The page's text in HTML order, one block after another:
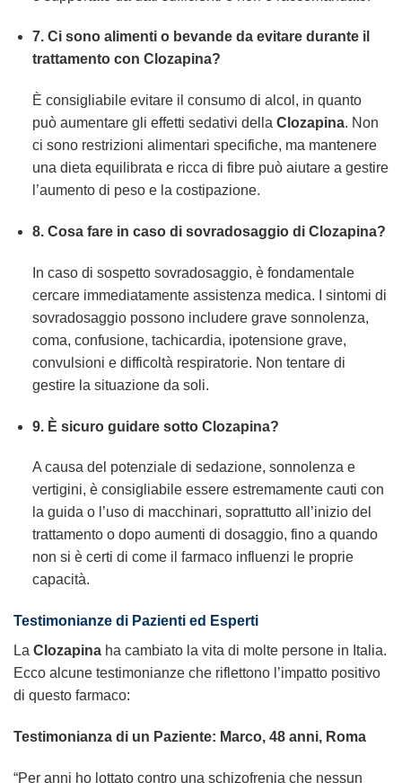
7. Ci sono alimenti o bevande da evitare durante il
trattamento con Clozapina?
È consigliabile evitare il consumo di alcol, in quanto
può aumentare gli effetti sedativi della Clozapina. Non
ci sono restrizioni alimentari specifiche, ma mantenere
una dieta equilibrata e ricca di fibre può aiutare a gestire
l’aumento di peso e la costipazione.
8. Cosa fare in caso di sovradosaggio di Clozapina?
In caso di sospetto sovradosaggio, è fondamentale
cercare immediatamente assistenza medica. I sintomi di
sovradosaggio possono includere grave sonnolenza,
coma, confusione, tachicardia, ipotensione grave,
convulsioni e difficoltà respiratorie. Non tentare di
gestire la situazione da soli.
9. È sicuro guidare sotto Clozapina?
A causa del potenziale di sedazione, sonnolenza e
vertigini, è consigliabile essere estremamente cauti con
la guida o l’uso di macchinari, soprattutto all’inizio del
trattamento o dopo aumenti di dosaggio, fino a quando
non si è certi di come il farmaco influenzi le proprie
capacità.
Testimonianze di Pazienti ed Esperti
La Clozapina ha cambiato la vita di molte persone in Italia.
Ecco alcune testimonianze che riflettono l’impatto positivo
di questo farmaco:
Testimonianza di un Paziente: Marco, 48 anni, Roma
“Per anni ho lottato contro una schizofrenia che nessun